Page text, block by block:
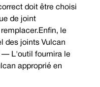
doit être choisi
de joint
le
des joints Vulcan
— L'outil fournira le
approprié en